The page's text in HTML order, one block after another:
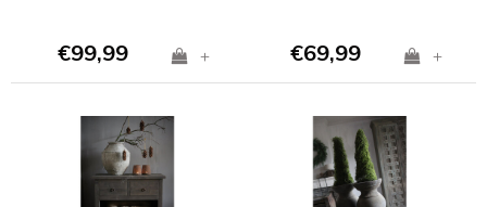
€99,99 + €69,99 +